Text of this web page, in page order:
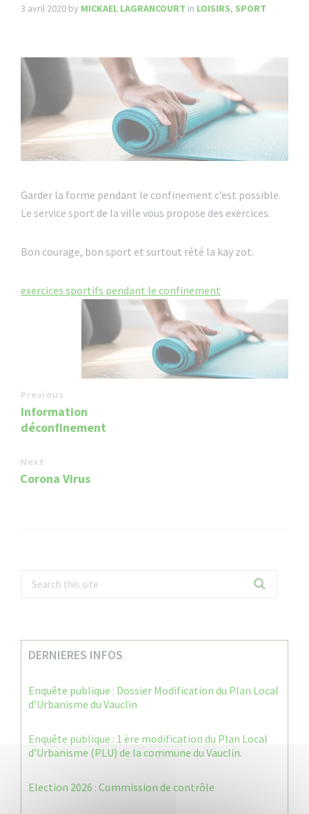
3 avril 2020 by MICKAEL LAGRANCOURT in LOISIRS, SPORT
Garder la forme pendant le confinement c’est possible.
Le service sport de la ville vous propose des exercices.
Bon courage, bon sport et surtout rété la kay zot.
exercices sportifs pendant le confinement
Previous
Information
déconfinement
Next
Corona Virus
DERNIERES INFOS
Enquête publique : Dossier Modification du Plan Local
d’Urbanisme du Vauclin
Enquête publique : 1 ère modification du Plan Local
d’Urbanisme (PLU) de la commune du Vauclin.
Election 2026 : Commission de contrôle